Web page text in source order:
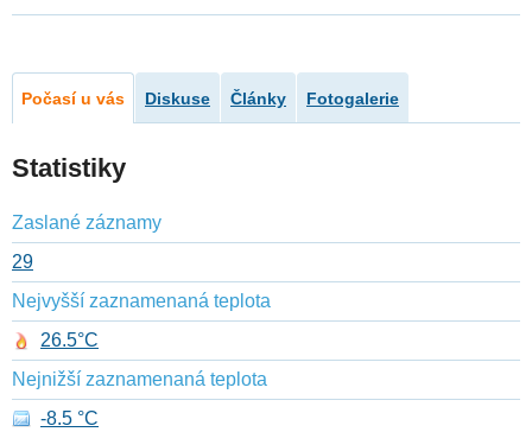
Počasí u vás Diskuse Články Fotogalerie
Statistiky
Zaslané záznamy
29
Nejvyšší zaznamenaná teplota
26.5°C
Nejnižší zaznamenaná teplota
-8.5 °C